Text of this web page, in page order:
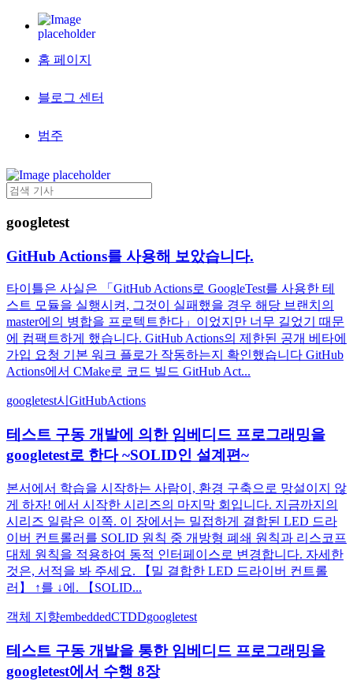
홈 페이지
블로그 센터
범주
googletest
GitHub Actions를 사용해 보았습니다.
타이틀은 사실은 「GitHub Actions로 GoogleTest를 사용한 테
스트 모듈을 실행시켜, 그것이 실패했을 경우 해당 브랜치의
master에의 병합을 프로텍트한다」이었지만 너무 길었기 때문
에 컴팩트하게 했습니다. GitHub Actions의 제한된 공개 베타에
가입 요청 기본 워크 플로가 작동하는지 확인했습니다 GitHub
Actions에서 CMake로 코드 빌드 GitHub Act...
googletest시 GitHubActions
테스트 구동 개발에 의한 임베디드 프로그래밍을
googletest로 한다 ~SOLID인 설계편~
본서에서 학습을 시작하는 사람이, 환경 구축으로 망설이지 않
게 하자! 에서 시작한 시리즈의 마지막 회입니다. 지금까지의
시리즈 일람은 이쪽. 이 장에서는 밀접하게 결합된 LED 드라
이버 컨트롤러를 SOLID 원칙 중 개방형 폐쇄 원칙과 리스코프
대체 원칙을 적용하여 동적 인터페이스로 변경합니다. 자세한
것은, 서적을 봐 주세요. 【밀 결합한 LED 드라이버 컨트롤
러】 ↑를 ↓에. 【SOLID...
객체 지향embeddedCTDDgoogletest
테스트 구동 개발을 통한 임베디드 프로그래밍을
googletest에서 수행 8장